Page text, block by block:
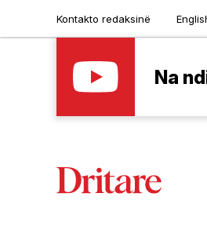
Kontakto redaksinë
Na